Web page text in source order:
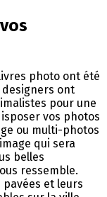
photo ont été
designers ont
pour une
vos photos
ou multi-photos
qui sera
belles
ressemble.
pavées et leurs